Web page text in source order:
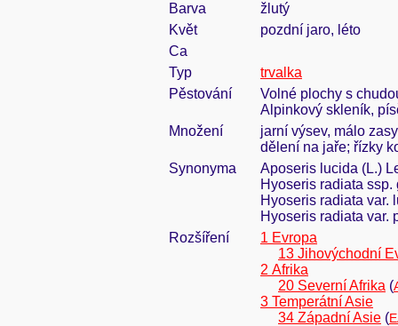
Barva
žlutý
Květ
pozdní jaro, léto
Ca
Typ
trvalka
Pěstování
Volné plochy s
Alpinkový skleník,
Množení
jarní výsev, málo
dělení na jaře; řízky
Synonyma
Aposeris lucida (L.)
Hyoseris radiata
Hyoseris radiata var.
Hyoseris radiata var.
Rozšíření
1 Evropa
13 Jihovýchodní
2 Afrika
20 Severní Afrika (
3 Temperátní Asie
34 Západní Asie (